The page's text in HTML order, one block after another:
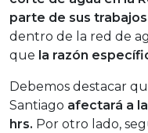
parte de sus
dentro de la red de
que la razón
Debemos destacar
Santiago afectará a
hrs. Por otro lado,